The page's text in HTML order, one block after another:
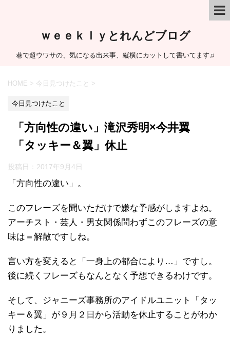
ｗｅｅｋｌｙとれんどブログ
巷で超ウワサの、気になる出来事、縦横にカットして書いてます♫
HOME > 今日見つけたこと >
今日見つけたこと
「方向性の違い」滝沢秀明×今井翼
「タッキー＆翼」休止
投稿日： 2017年9月4日
「方向性の違い」。
このフレーズを聞いただけで嫌な予感がしますよね。
アーチスト・芸人・男女関係問わずこのフレーズの意
味は＝解散ですしね。
言い方を変えると「一身上の都合により…」ですし。
後に続くフレーズもなんとなく予想できるわけです。
そして、ジャニーズ事務所のアイドルユニット「タッ
キー＆翼」が９月２日から活動を休止することがわか
りました。